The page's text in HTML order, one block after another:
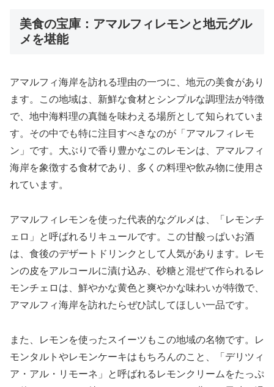
美食の宝庫：アマルフィレモンと地元グル
メを堪能
アマルフィ海岸を訪れる理由の一つに、地元の美食があり
ます。この地域は、新鮮な食材とシンプルな調理法が特徴
で、地中海料理の真髄を味わえる場所として知られていま
す。その中でも特に注目すべきなのが「アマルフィレモ
ン」です。大ぶりで香り豊かなこのレモンは、アマルフィ
海岸を象徴する食材であり、多くの料理や飲み物に使用さ
れています。
アマルフィレモンを使った代表的なグルメは、「レモンチ
ェロ」と呼ばれるリキュールです。この甘酸っぱいお酒
は、食後のデザートドリンクとして人気があります。レモ
ンの皮をアルコールに漬け込み、砂糖と混ぜて作られるレ
モンチェロは、鮮やかな黄色と爽やかな味わいが特徴で、
アマルフィ海岸を訪れたらぜひ試してほしい一品です。
また、レモンを使ったスイーツもこの地域の名物です。レ
モンタルトやレモンケーキはもちろんのこと、「デリツィ
ア・アル・リモーネ」と呼ばれるレモンクリームをたっぷ